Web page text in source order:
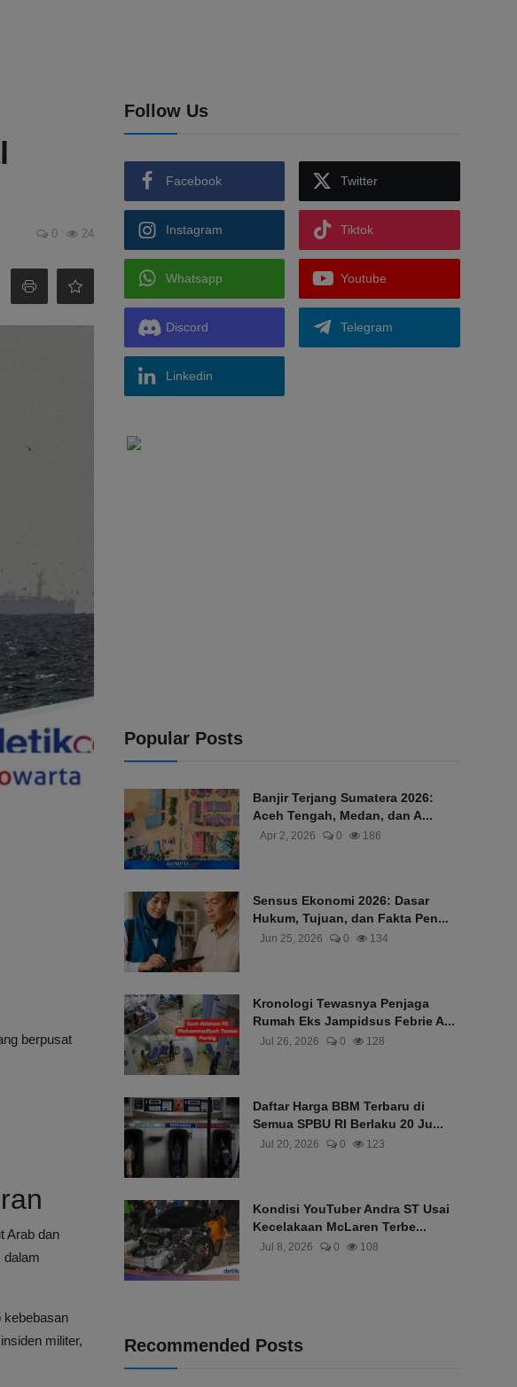
0 24
berpusat
Arab dan
dalam
kebebasan
militer,
Follow Us
Facebook Twitter
Instagram Tiktok
Whatsapp Youtube
Discord Telegram
Linkedin
Popular Posts
Banjir Terjang Sumatera 2026:
Aceh Tengah, Medan, dan A...
Apr 2, 2026 0 186
Sensus Ekonomi 2026: Dasar
Hukum, Tujuan, dan Fakta Pen...
Jun 25, 2026 0 134
Kronologi Tewasnya Penjaga
Rumah Eks Jampidsus Febrie A...
Jul 26, 2026 0 128
Daftar Harga BBM Terbaru di
Semua SPBU RI Berlaku 20 Ju...
Jul 20, 2026 0 123
Kondisi YouTuber Andra ST Usai
Kecelakaan McLaren Terbe...
Jul 8, 2026 0 108
Recommended Posts